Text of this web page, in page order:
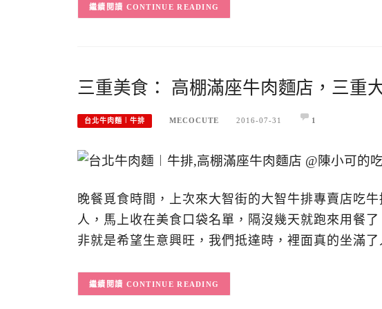
CONTINUE READING
三重美食： 高棚滿座牛肉麵店，三重
台北牛肉麵︱牛排 MECOCUTE 2016-07-31 1
晚餐覓食時間，上次來大智街的大智牛排專賣店吃
人，馬上收在美食口袋名單，隔沒幾天就跑來用餐
非就是希望生意興旺，我們抵達時，裡面真的坐滿
CONTINUE READING